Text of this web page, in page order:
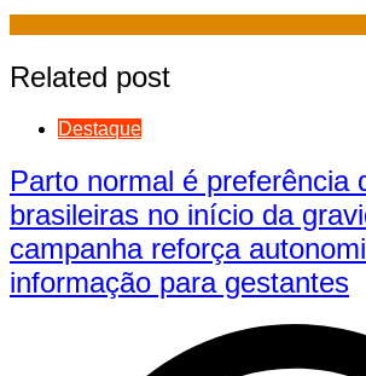
Related post
Destaque
Parto normal é preferência
brasileiras no início da
campanha reforça
informação para gestantes